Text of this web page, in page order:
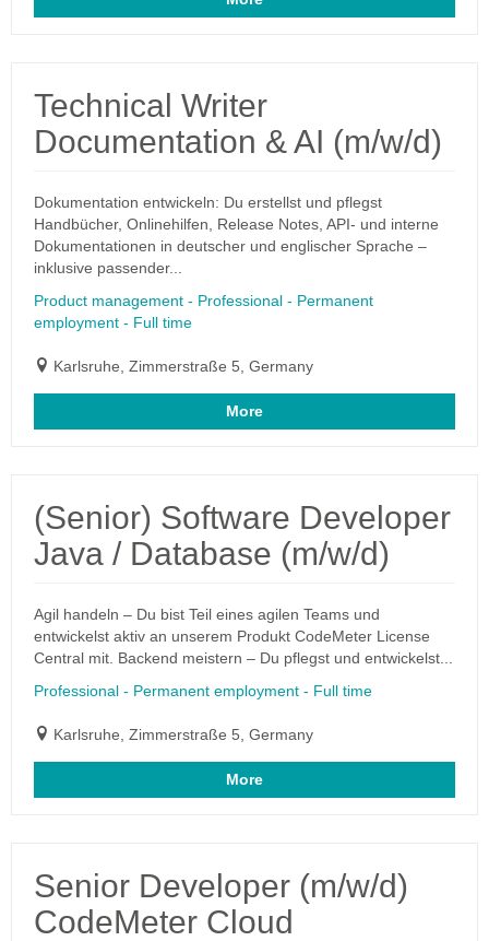
Technical Writer
Documentation & AI (m/w/d)
Dokumentation entwickeln: Du erstellst und pflegst
Handbücher, Onlinehilfen, Release Notes, API- und interne
Dokumentationen in deutscher und englischer Sprache –
inklusive passender...
Product management - Professional - Permanent
employment - Full time
Karlsruhe, Zimmerstraße 5, Germany
More
(Senior) Software Developer
Java / Database (m/w/d)
Agil handeln – Du bist Teil eines agilen Teams und
entwickelst aktiv an unserem Produkt CodeMeter License
Central mit. Backend meistern – Du pflegst und entwickelst...
Professional - Permanent employment - Full time
Karlsruhe, Zimmerstraße 5, Germany
More
Senior Developer (m/w/d)
CodeMeter Cloud